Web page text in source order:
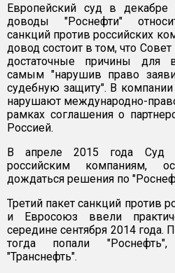
Европейский суд в декабре
доводы "Роснефти"
санкций против российских
довод состоит в том, что
достаточные причины для
самым "нарушив право
судебную защиту". В
нарушают международно-
рамках соглашения о
Россией.
В апреле 2015 года
российским компаниям,
дождаться решения по
Третий пакет санкций против
и Евросоюз ввели
середине сентября 2014 года.
тогда попали
"Транснефть".